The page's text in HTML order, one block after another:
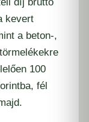
kevert
a beton-,
100
fél